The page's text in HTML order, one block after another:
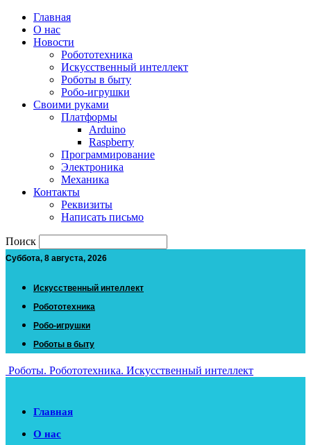
Главная
О нас
Новости
Робототехника
Искусственный интеллект
Роботы в быту
Робо-игрушки
Своими руками
Платформы
Arduino
Raspberry
Программирование
Электроника
Механика
Контакты
Реквизиты
Написать письмо
Поиск
Суббота, 8 августа, 2026
Искусственный интеллект
Робототехника
Робо-игрушки
Роботы в быту
Роботы. Робототехника. Искусственный интеллект
Главная
О нас